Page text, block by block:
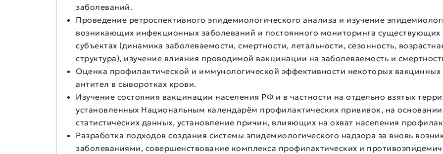
заболеваний.
Проведение ретроспективного эпидемиологического анализа и изучение
возникающих инфекционных заболеваний и постоянного мониторинга
субъектах (динамика заболеваемости, смертности, летальности, сезонность,
структура), изучение влияния проводимой вакцинации на заболеваемость и
Оценка профилактической и иммунологической эффективности некоторых
антител в сыворотках крови.
Изучение состояния вакцинации населения РФ и в частности на отдельно взятых
установленных Национальным календарём профилактических прививок, на
статистических данных, установление причин, влияющих на охват населения
Разработка подходов создания системы эпидемиологического надзора за вновь
заболеваниями, совершенствование комплекса профилактических и